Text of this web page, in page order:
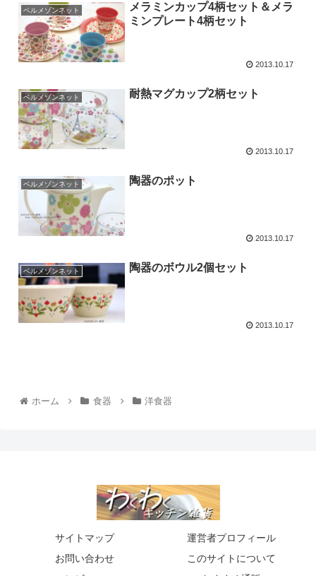
ベルメゾンネット
メラミンカップ4柄セット＆メラ
ミンプレート4柄セット
2013.10.17
ベルメゾンネット 耐熱マグカップ2柄セット
2013.10.17
ベルメゾンネット 陶器のポット
2013.10.17
ベルメゾンネット 陶器のボウル2個セット
2013.10.17
ホーム 食器 洋食器
サイトマップ
運営者プロフィール
お問い合わせ
このサイトについて